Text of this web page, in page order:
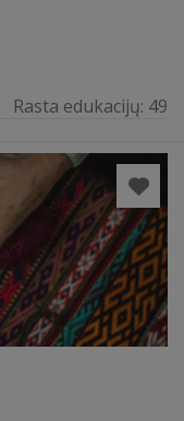
Rasta edukacijų: 49